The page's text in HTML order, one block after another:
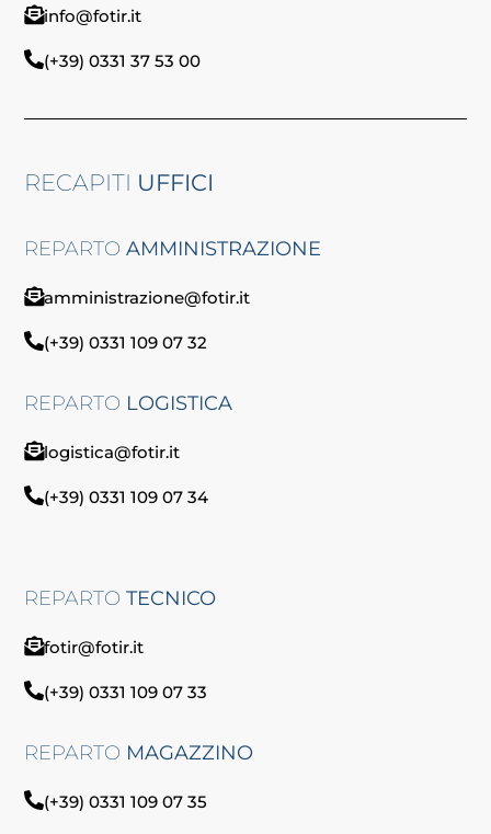
info@fotir.it
(+39) 0331 37 53 00
RECAPITI UFFICI
REPARTOAMMINISTRAZIONE
amministrazione@fotir.it
(+39) 0331 109 07 32
REPARTO LOGISTICA
logistica@fotir.it
(+39) 0331 109 07 34
REPARTOTECNICO
fotir@fotir.it
(+39) 0331 109 07 33
REPARTO MAGAZZINO
(+39) 0331 109 07 35